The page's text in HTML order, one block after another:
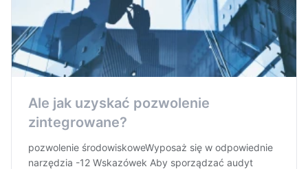
Ale jak uzyskać pozwolenie
zintegrowane?
pozwolenie środowiskoweWyposaż się w odpowiednie
narzędzia -12 Wskazówek Aby sporządzać audyt